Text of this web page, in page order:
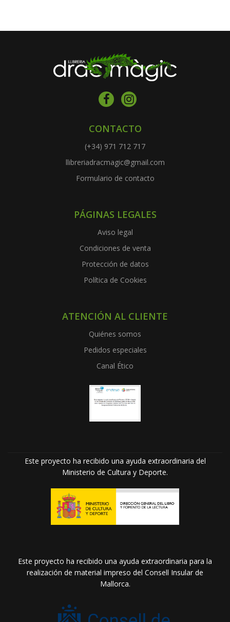
CONTACTO
(+34) 971 712 717
llibreriadracmagic@gmail.com
Formulario de contacto
PÁGINAS LEGALES
Aviso legal
Condiciones de venta
Protección de datos
Política de Cookies
ATENCIÓN AL CLIENTE
Quiénes somos
Pedidos especiales
Canal Ético
Este proyecto ha recibido una ayuda extraordinaria del
Ministerio de Cultura y Deporte.
Este proyecto ha recibido una ayuda extraordinaria para la
realización de material impreso del Consell Insular de
Mallorca.